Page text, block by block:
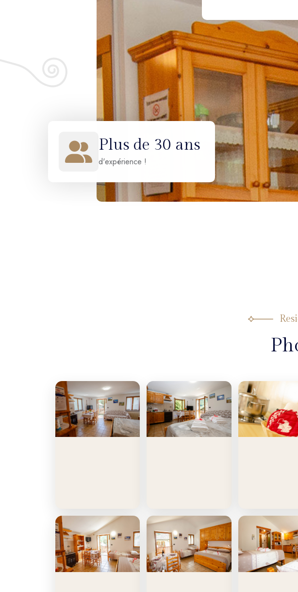
Plus de 30 ans
d'expérience !